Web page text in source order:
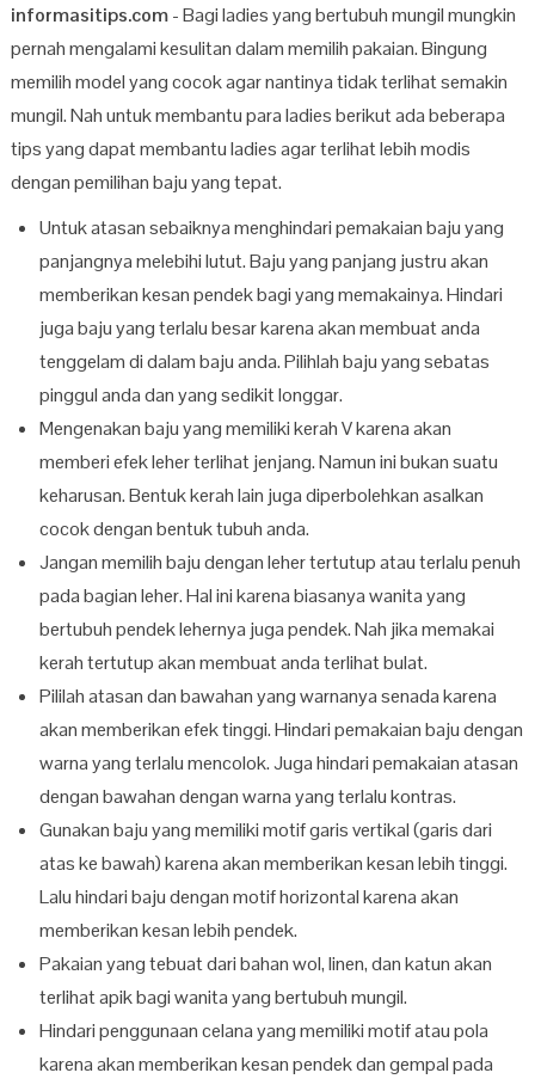
informasitips.com- Bagi ladies yang bertubuh mungil mungkin
pernah mengalami kesulitan dalam memilih pakaian. Bingung
memilih model yang cocok agar nantinya tidak terlihat semakin
mungil. Nah untuk membantu para ladies berikut ada beberapa
tips yang dapat membantu ladies agar terlihat lebih modis
dengan pemilihan baju yang tepat.
Untuk atasan sebaiknya menghindari pemakaian baju yang
panjangnya melebihi lutut. Baju yang panjang justru akan
memberikan kesan pendek bagi yang memakainya. Hindari
juga baju yang terlalu besar karena akan membuat anda
tenggelam di dalam baju anda. Pilihlah baju yang sebatas
pinggul anda dan yang sedikit longgar.
Mengenakan baju yang memiliki kerah V karena akan
memberi efek leher terlihat jenjang. Namun ini bukan suatu
keharusan. Bentuk kerah lain juga diperbolehkan asalkan
cocok dengan bentuk tubuh anda.
Jangan memilih baju dengan leher tertutup atau terlalu penuh
pada bagian leher. Hal ini karena biasanya wanita yang
bertubuh pendek lehernya juga pendek. Nah jika memakai
kerah tertutup akan membuat anda terlihat bulat.
Pililah atasan dan bawahan yang warnanya senada karena
akan memberikan efek tinggi. Hindari pemakaian baju dengan
warna yang terlalu mencolok. Juga hindari pemakaian atasan
dengan bawahan dengan warna yang terlalu kontras.
Gunakan baju yang memiliki motif garis vertikal (garis dari
atas ke bawah) karena akan memberikan kesan lebih tinggi.
Lalu hindari baju dengan motif horizontal karena akan
memberikan kesan lebih pendek.
Pakaian yang tebuat dari bahan wol, linen, dan katun akan
terlihat apik bagi wanita yang bertubuh mungil.
Hindari penggunaan celana yang memiliki motif atau pola
karena akan memberikan kesan pendek dan gempal pada